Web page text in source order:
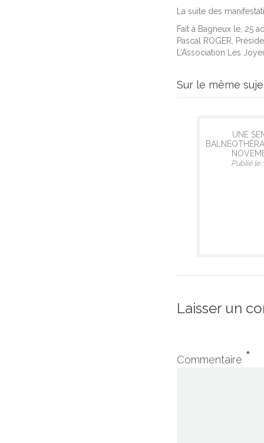
La suite des
Fait à Bagneux le, 25
Pascal ROGER,
L’Association Les
Sur le même
UNE
Publié le
Laisser un
Commentaire *